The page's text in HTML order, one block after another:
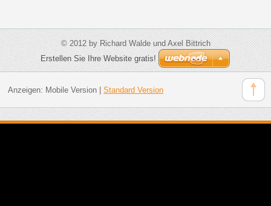
© 2012 by Richard Walde und Axel Bittrich
Erstellen Sie Ihre Website gratis!
Anzeigen: Mobile Version| Standard Version